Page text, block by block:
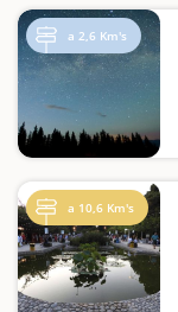
a 2,6 Km's
a 10,6 Km's